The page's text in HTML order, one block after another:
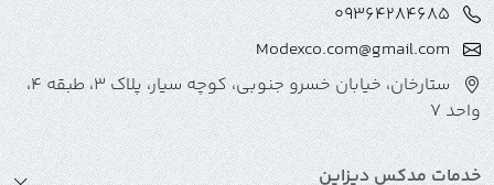
09364284685
Modexco.com@gmail.com
ستارخان، خیابان خسرو جنوبی، کوچه سیار، پلاک 3، طبقه 4،
واحد 7
خدمات مدکس دیزاین